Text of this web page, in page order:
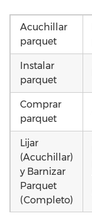
Acuchillar
parquet
Instalar
parquet
Comprar
parquet
Lijar
(Acuchillar)
y Barnizar
Parquet
(Completo)